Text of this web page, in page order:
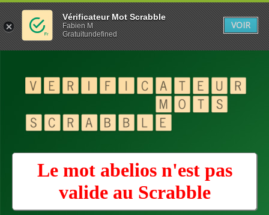
Le mot abelios n'est pas
valide au Scrabble
Vérificateur Mot Scrabble
Fabien M
Gratuitundefined
VOIR